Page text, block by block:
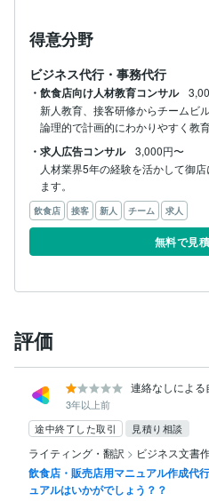
得意分野
ビジネス代行・事務代行
・飲食店向け人材教育コンサル
新人教育、接客研修からチームビ
論理的で計画的にわかりやすく教育
・求人広告コンサル
3,000円〜
人材業界5年の経験を活かして御
ます。
飲食店 接客 新人 チーム 求人
無料で見
評価
連絡なしによる
3年以上前
途中終了した取引
見積り相談
ライティング・翻訳 > ビジネス文書
飲食店・販売店用マニュアル作成代
ュアルはいかがでしょう？？